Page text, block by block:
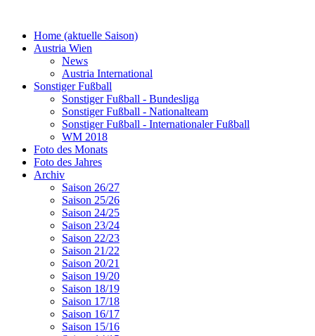
Home (aktuelle Saison)
Austria Wien
News
Austria International
Sonstiger Fußball
Sonstiger Fußball - Bundesliga
Sonstiger Fußball - Nationalteam
Sonstiger Fußball - Internationaler Fußball
WM 2018
Foto des Monats
Foto des Jahres
Archiv
Saison 26/27
Saison 25/26
Saison 24/25
Saison 23/24
Saison 22/23
Saison 21/22
Saison 20/21
Saison 19/20
Saison 18/19
Saison 17/18
Saison 16/17
Saison 15/16